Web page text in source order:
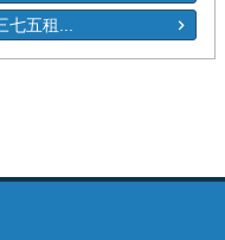
七五租...